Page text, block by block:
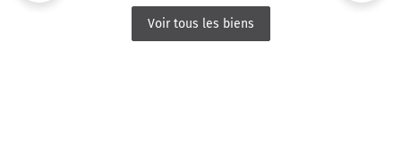
Voir tous les biens